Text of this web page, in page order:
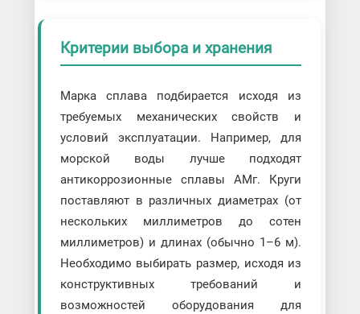
Критерии выбора и хранения
Марка сплава подбирается исходя из
требуемых механических свойств и
условий эксплуатации. Например, для
морской воды лучше подходят
антикоррозионные сплавы АМг. Круги
поставляют в различных диаметрах (от
нескольких миллиметров до сотен
миллиметров) и длинах (обычно 1–6 м).
Необходимо выбирать размер, исходя из
конструктивных требований и
возможностей оборудования для